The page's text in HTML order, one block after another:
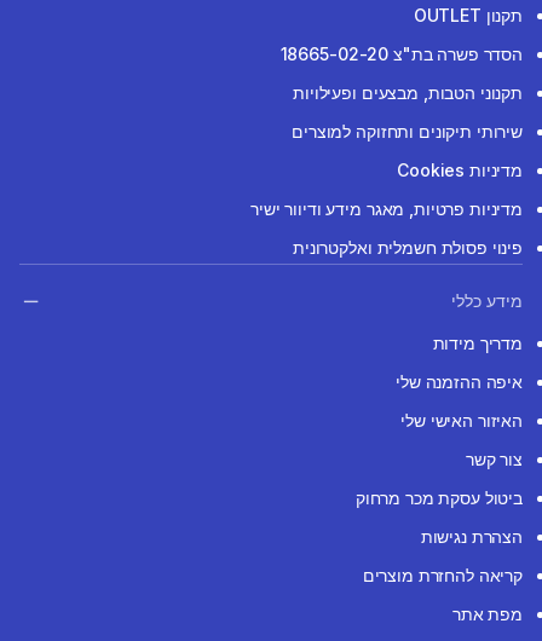
תקנון OUTLET
הסדר פשרה בת"צ 18665-02-20
תקנוני הטבות, מבצעים ופעילויות
שירותי תיקונים ותחזוקה למוצרים
מדיניות Cookies
מדיניות פרטיות, מאגר מידע ודיוור ישיר
פינוי פסולת חשמלית ואלקטרונית
מידע כללי
מדריך מידות
איפה ההזמנה שלי
האיזור האישי שלי
צור קשר
ביטול עסקת מכר מרחוק
הצהרת נגישות
קריאה להחזרת מוצרים
מפת אתר